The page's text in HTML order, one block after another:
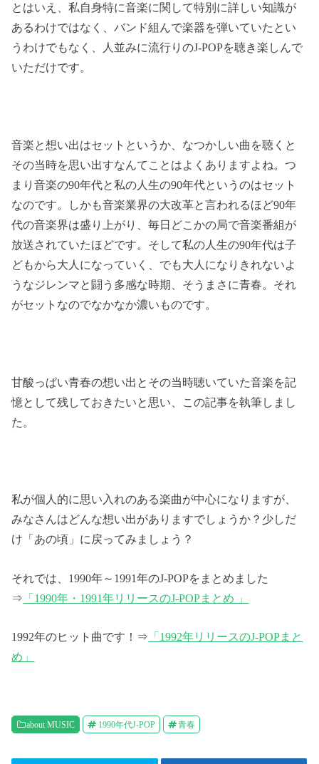
とはいえ、私自身特に音楽に関して特別に詳しい知識が
あるわけではなく、バンド組んで楽器を弾いていたとい
うわけでもなく、人並みに流行りのJ-POPを聴き楽しんで
いただけです。
音楽と想い出はセットというか、なつかしい曲を聴くと
その当時を思い出すなんてことはよくありますよね。つ
まり音楽の90年代と私の人生の90年代というのはセット
なのです。しかも音楽業界の大改革と言われるほど90年
代の音楽界は盛り上がり、毎日どこかの局で音楽番組が
放送されていたほどです。そして私の人生の90年代は子
どもから大人になっていく、でも大人になりきれないよ
うなジレンマと闘う多感な時期、そうまさに青春。それ
がセットなのでなかなか濃いものです。
甘酸っぱい青春の想い出とその当時聴いていた音楽を記
憶として残しておきたいと思い、この記事を執筆しまし
た。
私が個人的に思い入れのある楽曲が中心になりますが、
みなさんはどんな想い出がありますでしょうか？少しだ
け「あの頃」に戻ってみましょう？
それでは、1990年～1991年のJ-POPをまとめました
⇒ 「1990年・1991年リリースのJ-POPまとめ 」
1992年のヒット曲です！⇒ 「1992年リリースのJ-POPまと
め」
about MUSIC 1990年代J-POP 青春